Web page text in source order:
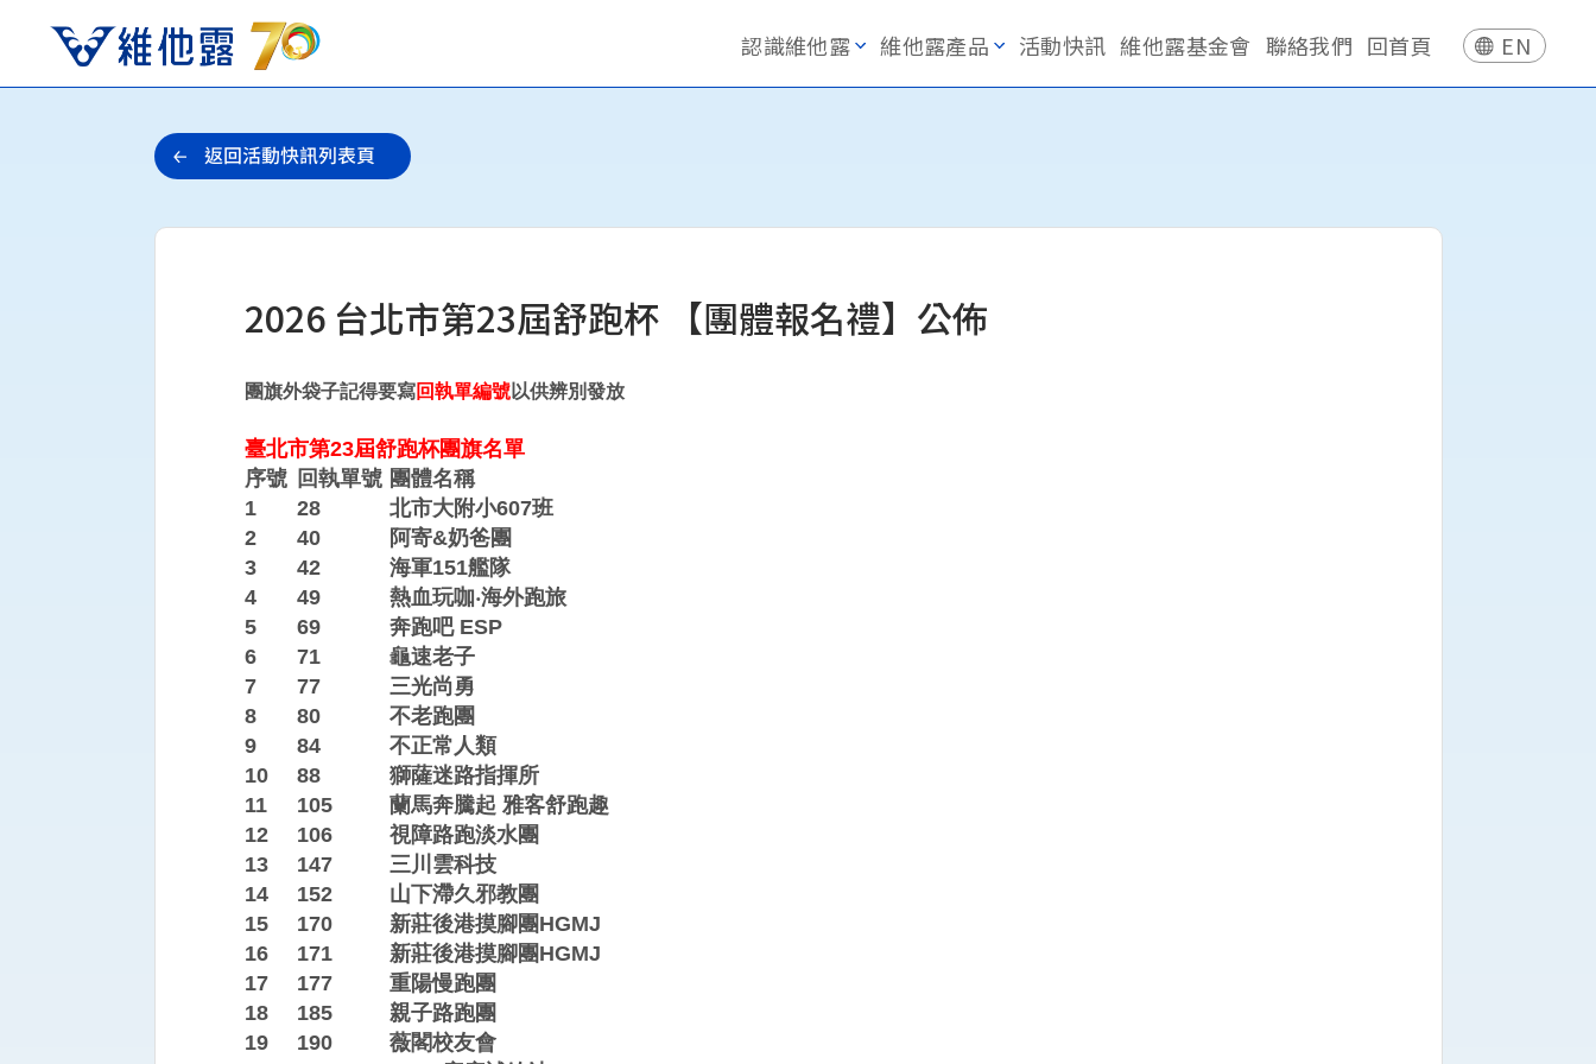
認識維他露 維他露產品 活動快訊 維他露基金會 聯絡我們 回首頁 EN
2026 台北市第23屆舒跑杯 【團體報名禮】公佈
團旗外袋子記得要寫回執單編號以供辨別發放
臺北市第23屆舒跑杯團旗名單
序號 回執單號 團體名稱
1
28
北市大附小607班
2
40
阿寄&奶爸團
3
42
海軍151艦隊
4
49
熱血玩咖‧海外跑旅
5
69
奔跑吧 ESP
6
71
龜速老子
7
77
三光尚勇
8
80
不老跑團
9
84
不正常人類
10
88
獅薩迷路指揮所
11
105
蘭馬奔騰起 雅客舒跑趣
12
106
視障路跑淡水團
13
147
三川雲科技
14
152
山下滯久邪教團
15
170
新莊後港摸腳團HGMJ
16
171
新莊後港摸腳團HGMJ
17
177
重陽慢跑團
18
185
親子路跑團
19
190
薇閣校友會